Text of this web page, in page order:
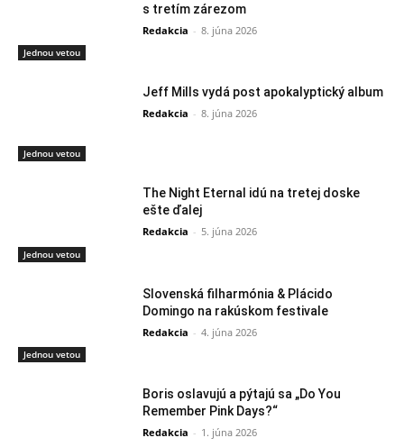
Jednou vetou
s tretím zárezom
Redakcia - 8. júna 2026
Jednou vetou
Jeff Mills vydá post apokalyptický album
Redakcia - 8. júna 2026
Jednou vetou
The Night Eternal idú na tretej doske
ešte ďalej
Redakcia - 5. júna 2026
Jednou vetou
Slovenská filharmónia & Plácido
Domingo na rakúskom festivale
Redakcia - 4. júna 2026
Boris oslavujú a pýtajú sa „Do You
Remember Pink Days?“
Redakcia - 1. júna 2026